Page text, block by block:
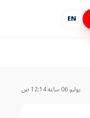
EN
يوليو 06 ساعه 12:14 ص